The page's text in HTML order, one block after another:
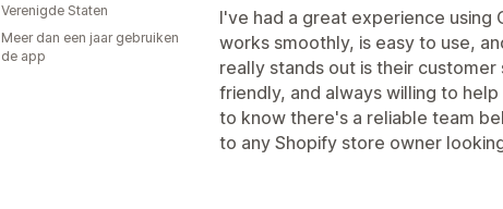
I've had a great experience using
works smoothly, is easy to use,
really stands out is their
friendly, and always willing to
to know there's a reliable team
to any Shopify store owner
Verenigde Staten
Meer dan een jaar gebruiken
de app